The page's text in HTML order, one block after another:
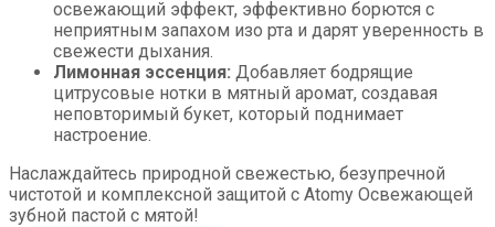
освежающий эффект, эффективно борются с
неприятным запахом изо рта и дарят уверенность в
свежести дыхания.
Лимонная эссенция: Добавляет бодрящие
цитрусовые нотки в мятный аромат, создавая
неповторимый букет, который поднимает
настроение.
Наслаждайтесь природной свежестью, безупречной
чистотой и комплексной защитой с Atomy Освежающей
зубной пастой с мятой!